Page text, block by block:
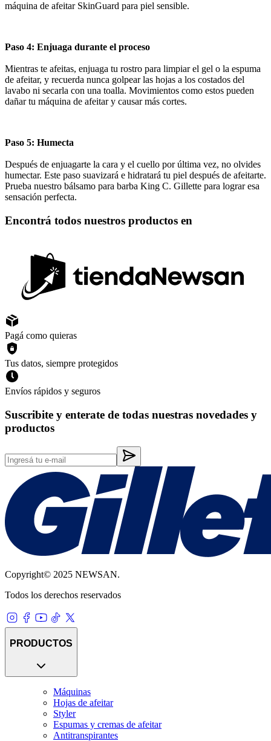
máquina de afeitar SkinGuard para piel sensible.
Paso 4: Enjuaga durante el proceso
Mientras te afeitas, enjuaga tu rostro para limpiar el gel o la espuma
de afeitar, y recuerda nunca golpear las hojas a los costados del
lavabo ni secarla con una toalla. Movimientos como estos pueden
dañar tu máquina de afeitar y causar más cortes.
Paso 5: Humecta
Después de enjuagarte la cara y el cuello por última vez, no olvides
humectar. Este paso suavizará e hidratará tu piel después de afeitarte.
Prueba nuestro bálsamo para barba King C. Gillette para lograr esa
sensación perfecta.
Encontrá todos nuestros productos en
Pagá como quieras
Tus datos, siempre protegidos
Envíos rápidos y seguros
Suscribite y enterate de todas nuestras novedades y
productos
Copyright© 2025 NEWSAN.
Todos los derechos reservados
PRODUCTOS
Máquinas
Hojas de afeitar
Styler
Espumas y cremas de afeitar
Antitranspirantes